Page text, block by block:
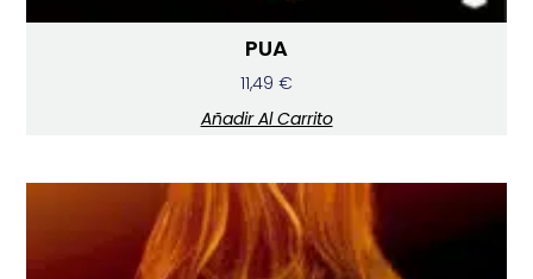
PUA
11,49 €
Añadir Al Carrito